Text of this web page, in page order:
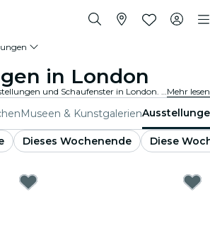
in London
Erkunde die neuesten Ausstellungen und Schaufenster in London. Von Kunst und Geschichte bis hin zu Wissenschaft und Technologie - entdecke faszinierende Ausstellungen, die deine Neugier wecken.Mehr lesen
Museen & Kunstgalerien
Dieses Wochenende
Diese